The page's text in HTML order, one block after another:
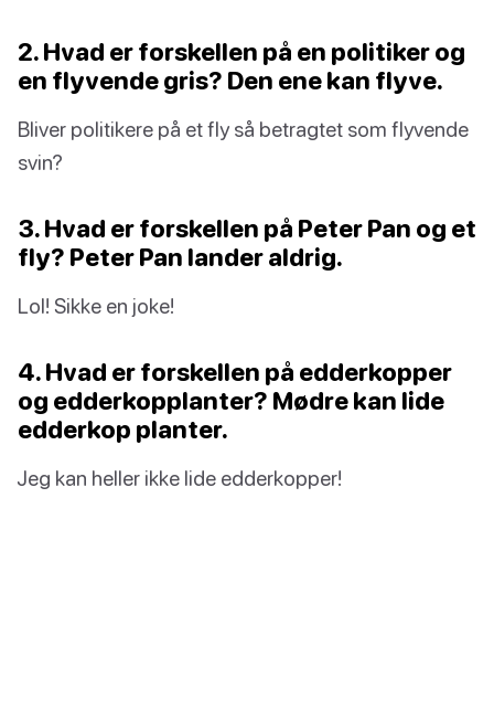
2. Hvad er forskellen på en politiker og
en flyvende gris? Den ene kan flyve.
Bliver politikere på et fly så betragtet som flyvende
svin?
3. Hvad er forskellen på Peter Pan og et
fly? Peter Pan lander aldrig.
Lol! Sikke en joke!
4. Hvad er forskellen på edderkopper
og edderkopplanter? Mødre kan lide
edderkop planter.
Jeg kan heller ikke lide edderkopper!